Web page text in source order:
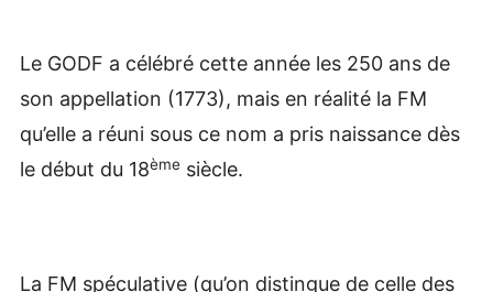
Le GODF a célébré cette année les 250 ans de
son appellation (1773), mais en réalité la FM
qu’elle a réuni sous ce nom a pris naissance dès
le début du 18èmesiècle.
La FM spéculative (qu’on distingue de celle des